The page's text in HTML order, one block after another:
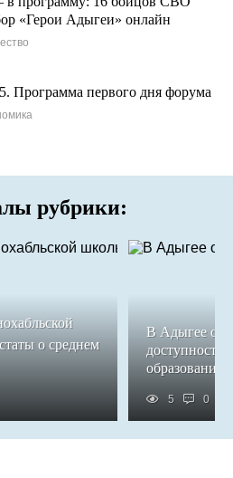
«Герои Адыгеи» онлайн
первого дня форума
рубрики:
о среднем
В Адыгее
доступность
образования
5 0